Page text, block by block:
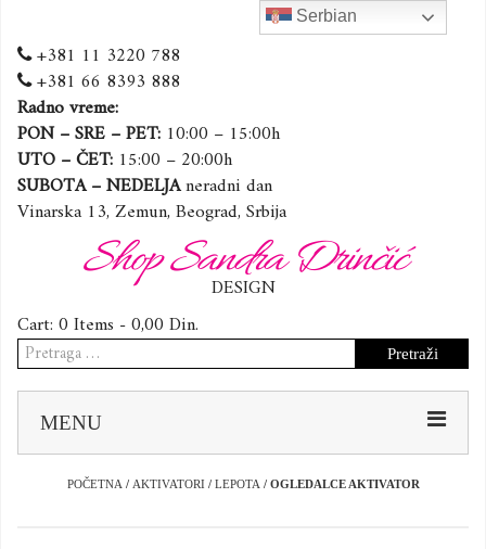
+381 11 3220 788
+381 66 8393 888
Radno vreme:
PON – SRE – PET: 10:00 – 15:00h
UTO – ČET: 15:00 – 20:00h
SUBOTA – NEDELJAneradni dan
Vinarska 13, Zemun, Beograd, Srbija
Shop Sandra Drinčić
DESIGN
Cart: 0 Items -0,00 Din.
Pretraga
za:
MENU
POČETNA / AKTIVATORI / LEPOTA / OGLEDALCE AKTIVATOR
Serbian